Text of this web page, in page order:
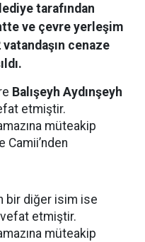
tarafından
ve çevre yerleşim
cenaze
Balışeyh Aydınşeyh
etmiştir.
müteakip
Camii’nden
bir diğer isim ise
etmiştir.
müteakip